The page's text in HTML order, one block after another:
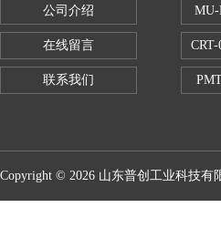
公司介绍
在线留言
联系我们
MU-
Copyright © 2026 山东普创工业科技有